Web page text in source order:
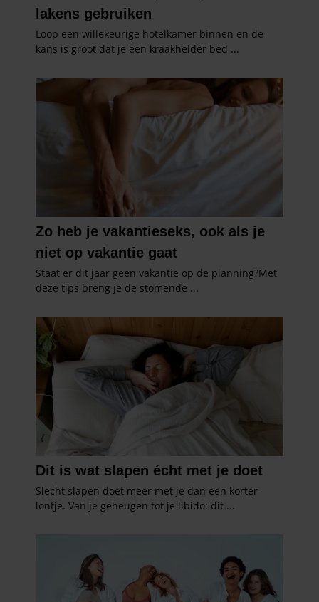
partners kunnen deze gegevens combineren met andere
verzameld op basis van uw gebruik van hun services. U
gebruiken.